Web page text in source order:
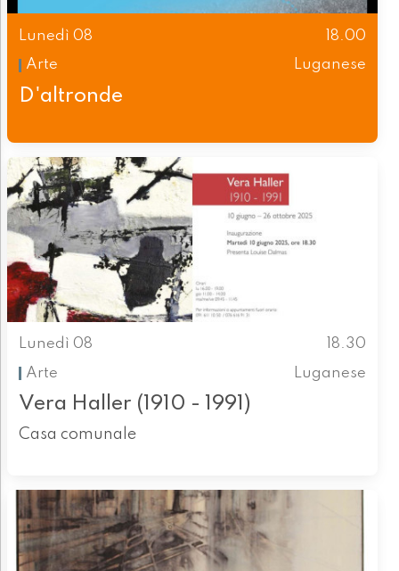
Lunedì 08
18.00
Arte
Luganese
D'altronde
Lunedì 08
18.30
Arte
Luganese
Vera Haller (1910 - 1991)
Casa comunale